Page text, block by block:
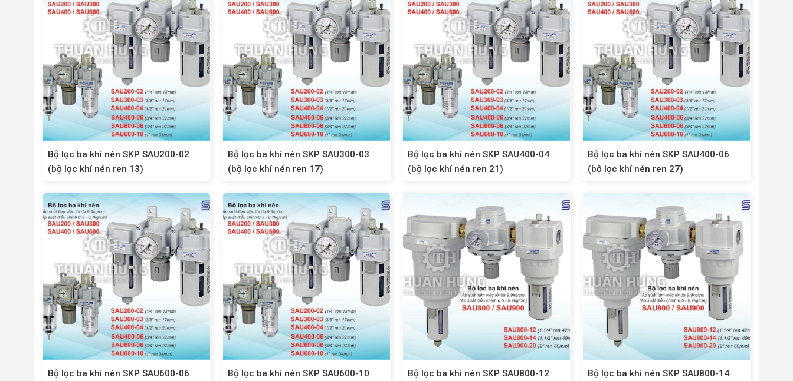
Bộ lọc ba khí nén SKP SAU200-02
(bộ lọc khí nén ren 13)
Bộ lọc ba khí nén SKP SAU300-03
(bộ lọc khí nén ren 17)
Bộ lọc ba khí nén SKP SAU400-04
(bộ lọc khí nén ren 21)
Bộ lọc ba khí nén SKP SAU400-06
(bộ lọc khí nén ren 27)
Bộ lọc ba khí nén SKP SAU600-06
Bộ lọc ba khí nén SKP SAU600-10
Bộ lọc ba khí nén SKP SAU800-12
Bộ lọc ba khí nén SKP SAU800-14